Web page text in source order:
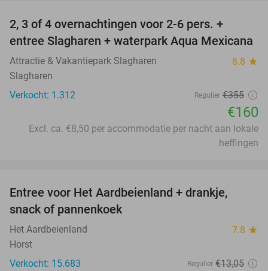
2, 3 of 4 overnachtingen voor 2-6 pers. +
entree Slagharen + waterpark Aqua Mexicana
Attractie & Vakantiepark Slagharen 8.8 star
Slagharen
Verkocht: 1.312
Regulier €355
€160
Excl. ca. €8,50 per accommodatie per nacht aan lokale
heffingen
Entree voor Het Aardbeienland + drankje,
snack of pannenkoek
Het Aardbeienland 7.8 star
Horst
Verkocht: 15.683
Regulier €13,05